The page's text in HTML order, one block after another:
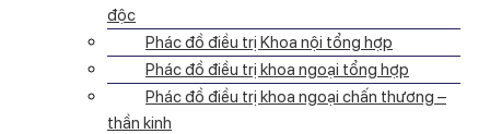
độc
Phác đồ điều trị Khoa nội tổng hợp
Phác đồ điều trị khoa ngoại tổng hợp
Phác đồ điều trị khoa ngoại chấn thương –
thần kinh